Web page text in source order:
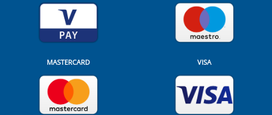
MASTERCARD VISA